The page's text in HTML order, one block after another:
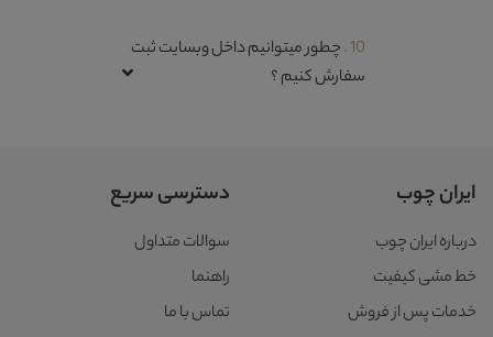
10 . چطور میتوانیم داخل وبسایت ثبت
سفارش کنیم ؟
ایران چوب
درباره ایران چوب
خط مشی کیفیت
خدمات پس از فروش
دسترسی سریع
سوالات متداول
راهنما
تماس با ما